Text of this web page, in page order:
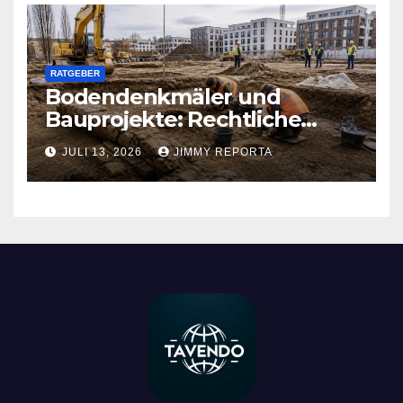
RATGEBER
Bodendenkmäler und
Bauprojekte: Rechtliche
Pflichten und praktischer
Ablauf
JULI 13, 2026 JIMMY REPORTA